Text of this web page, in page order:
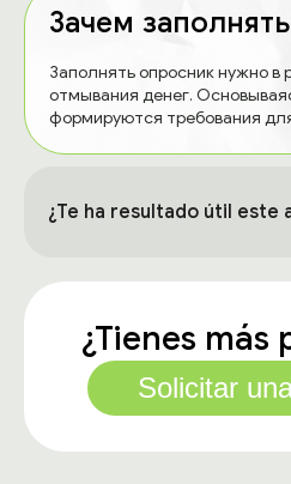
Зачем
Заполнять опросник нужно в
отмывания денег.
формируются требования
¿Te ha resultado útil este
¿Tienes más
Solicitar